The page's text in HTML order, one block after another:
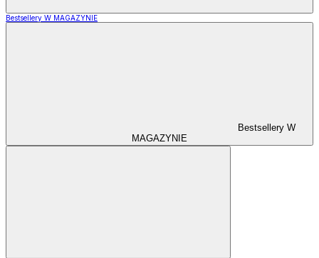
Bestsellery W MAGAZYNIE
Bestsellery W
MAGAZYNIE